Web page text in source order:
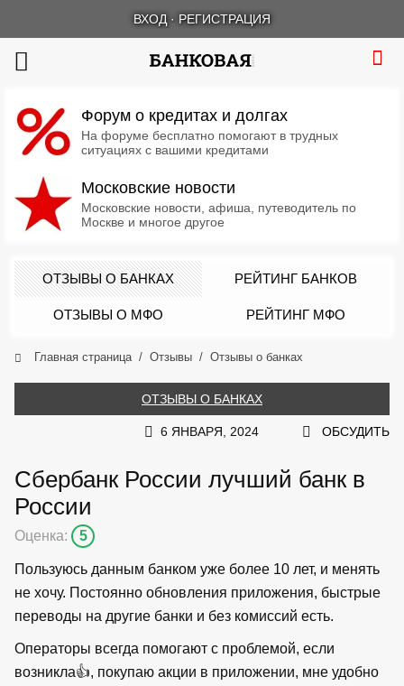
ВХОД · РЕГИСТРАЦИЯ
Форум о кредитах и долгах
На форуме бесплатно помогают в трудных
ситуациях с вашими кредитами
Московские новости
Московские новости, афиша, путеводитель по
Москве и многое другое
ОТЗЫВЫ О БАНКАХ РЕЙТИНГ БАНКОВ
ОТЗЫВЫ О МФО РЕЙТИНГ МФО
Главная страница Отзывы Отзывы о банках
ОТЗЫВЫ О БАНКАХ
6 ЯНВАРЯ, 2024 ОБСУДИТЬ
Сбербанк России лучший банк в
России
Оценка: 5
Пользуюсь данным банком уже более 10 лет, и менять
не хочу. Постоянно обновления приложения, быстрые
переводы на другие банки и без комиссий есть.
Операторы всегда помогают с проблемой, если
возникла👍, покупаю акции в приложении, мне удобно